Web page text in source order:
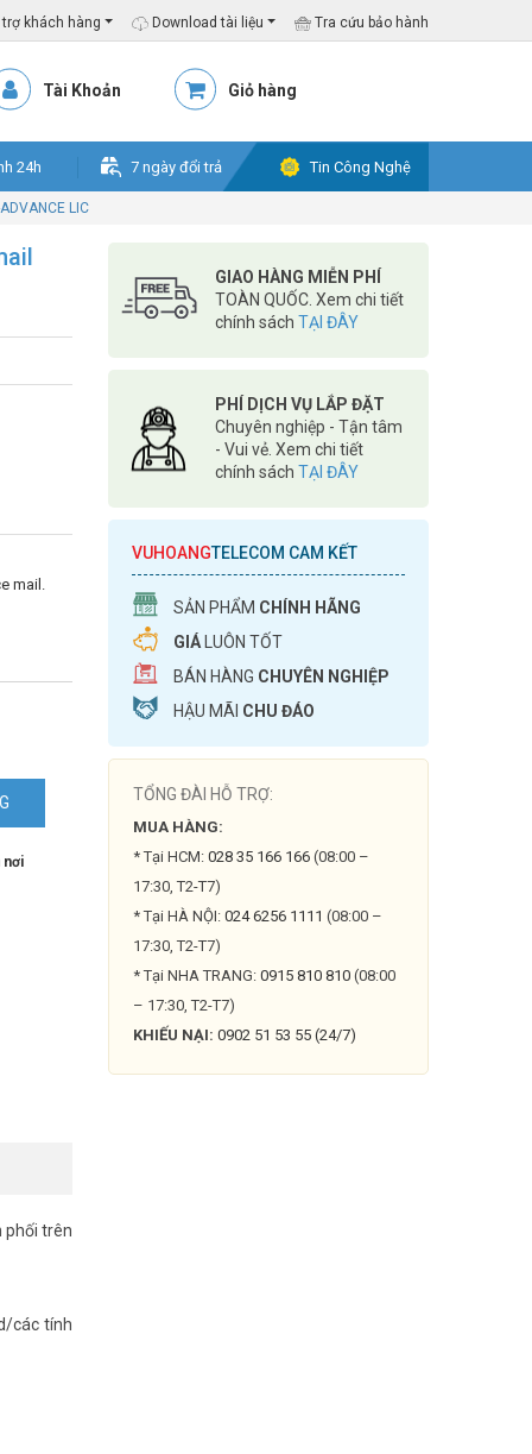
khách hàng Download tài liệu Tra cứu bảo hành
Tài Khoản Giỏ hàng
24h 7 ngày đổi trả Tin Công Nghệ
LIC
mail.
nơi
phối trên
các tính
GIAO HÀNG MIỄN PHÍ
TOÀN QUỐC. Xem chi tiết
chính sách TẠI ĐÂY
PHÍ DỊCH VỤ LẮP ĐẶT
Chuyên nghiệp - Tận tâm
- Vui vẻ. Xem chi tiết
chính sách TẠI ĐÂY
VUHOANGTELECOM CAM KẾT
SẢN PHẨM CHÍNH HÃNG
GIÁ LUÔN TỐT
BÁN HÀNG CHUYÊN NGHIỆP
HẬU MÃI CHU ĐÁO
TỔNG ĐÀI HỖ TRỢ:
MUA HÀNG:
* Tại HCM: 028 35 166 166 (08:00 –
17:30, T2-T7)
* Tại HÀ NỘI: 024 6256 1111 (08:00 –
17:30, T2-T7)
* Tại NHA TRANG: 0915 810 810 (08:00
– 17:30, T2-T7)
KHIẾU NẠI: 0902 51 53 55 (24/7)